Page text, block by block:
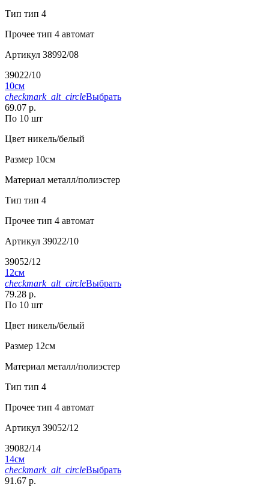
Тип тип 4
Прочее тип 4 автомат
Артикул 38992/08
39022/10
10см
checkmark_alt_circleВыбрать
69.07 р.
По 10 шт
Цвет никель/белый
Размер 10см
Материал металл/полиэстер
Тип тип 4
Прочее тип 4 автомат
Артикул 39022/10
39052/12
12см
checkmark_alt_circleВыбрать
79.28 р.
По 10 шт
Цвет никель/белый
Размер 12см
Материал металл/полиэстер
Тип тип 4
Прочее тип 4 автомат
Артикул 39052/12
39082/14
14см
checkmark_alt_circleВыбрать
91.67 р.